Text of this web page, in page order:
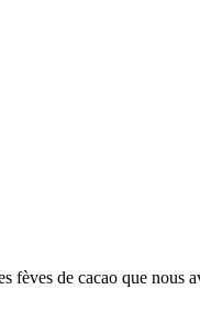
fèves de cacao que